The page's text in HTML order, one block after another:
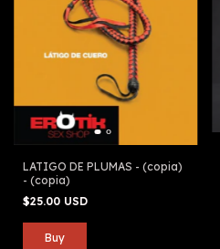
LATIGO DE PLUMAS - (copia)
- (copia)
$25.00 USD